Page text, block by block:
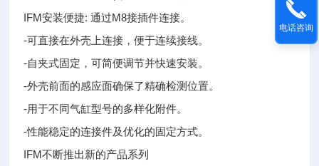
IFM安装便捷: 通过M8接插件连接。
-可直接在外壳上连接，便于连续接线。
-自夹式固定，可简便调节并快速安装。
-外壳前面的感应面确保了精确检测位置。
-用于不同气缸型号的多样化附件。
-性能稳定的连接件及优化的固定方式。
IFM不断推出新的产品系列
电话咨询